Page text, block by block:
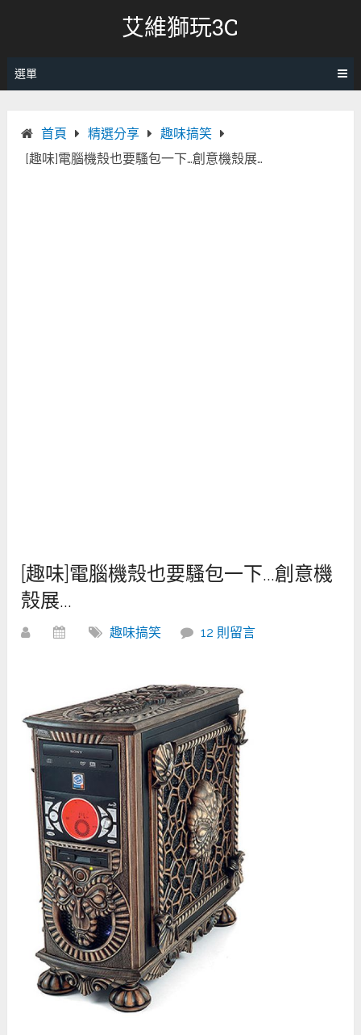
艾維獅玩3C
選單
首頁 精選分享
趣味搞笑
[趣味]電腦機殼也要騷包一下…創意機殼展…
[趣味]電腦機殼也要騷包一下…創意機
殼展…
趣味搞笑 12 則留言